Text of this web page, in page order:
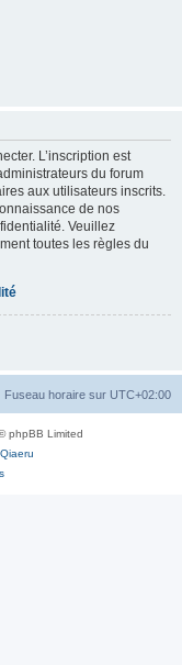
L’inscription est
du forum
aux utilisateurs inscrits.
de nos
Veuillez
toutes les règles du
Fuseau horaire sur UTC+02:00
phpBB Limited
Qiaeru